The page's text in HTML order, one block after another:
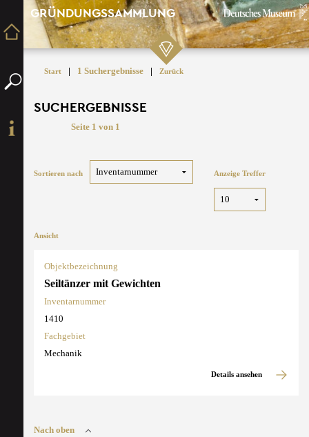
GRÜNDUNGSSAMMLUNG
Start | 1 Suchergebnisse | Zurück
SUCHERGEBNISSE
Seite 1 von 1
Sortieren nach Anzeige Treffer
Ansicht
Objektbezeichnung
Seiltänzer mit Gewichten
Inventarnummer
1410
Fachgebiet
Mechanik
Details ansehen
Nach oben